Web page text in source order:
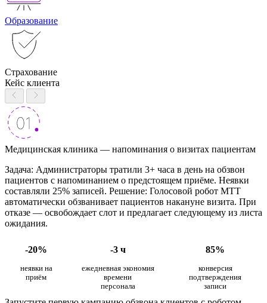
Образование
Страхование
Кейс клиента
Медицинская клиника — напоминания о визитах пациентам
Задача: Администраторы тратили 3+ часа в день на обзвон
пациентов с напоминанием о предстоящем приёме. Неявки
составляли 25% записей. Решение: Голосовой робот МТТ
автоматически обзванивает пациентов накануне визита. При
отказе — освобождает слот и предлагает следующему из листа
ожидания.
-20% -3 ч 85%
неявки на
приём
ежедневная экономия
времени
персонала
конверсия
подтверждения
записи